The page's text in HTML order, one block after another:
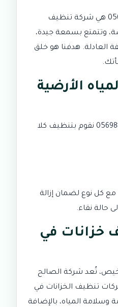
شركة الصالح كلين 0569882420 هي شركة تنظيف
وتتمتع بسمعة جيدة،
العادلة. هدفنا هو خلق
الأرضية
في شركة الصالح كلين 0569882420 نقوم بتنظيف كلا
كل نوع لضمان إزالة
حالة نقاء.
خزانات في
تُعد شركة الصالح
من أهم شركات تنظيف الخزانات في
المياه، بالإضافة